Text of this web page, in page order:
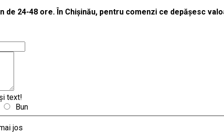
de 24-48 ore. În Chișinău, pentru comenzi ce depășesc
text!
Bun
jos